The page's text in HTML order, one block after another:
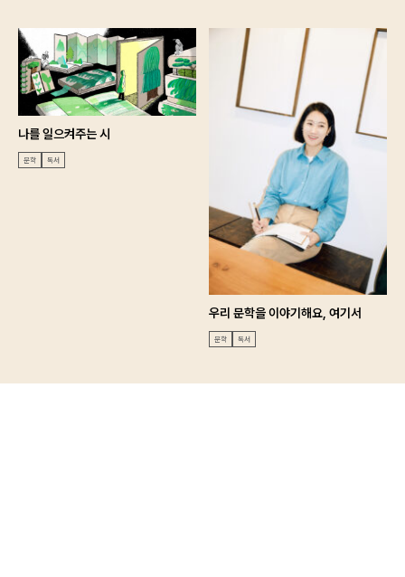
나를 일으켜주는 시
문학 독서
우리 문학을 이야기해요, 여기서
문학 독서